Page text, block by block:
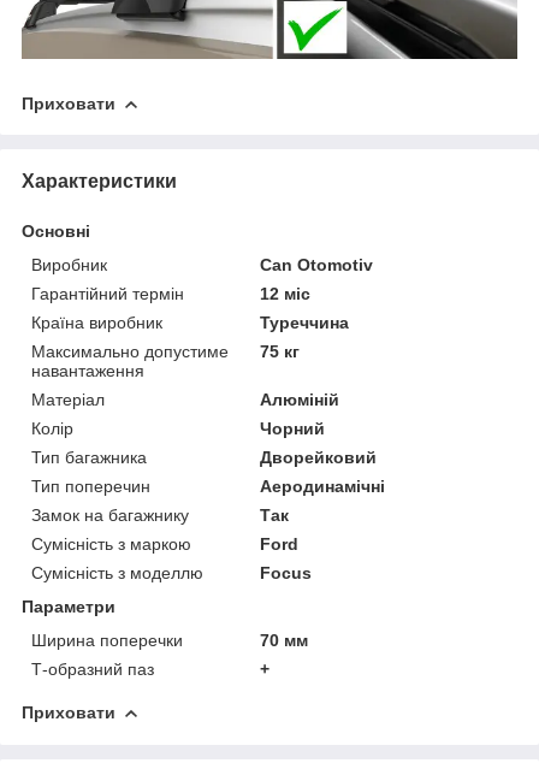
Приховати
Характеристики
Основні
Виробник
Can Otomotiv
Гарантійний термін
12 міс
Країна виробник
Туреччина
Максимально допустиме
навантаження
75 кг
Матеріал
Алюміній
Колір
Чорний
Тип багажника
Дворейковий
Тип поперечин
Аеродинамічні
Замок на багажнику
Так
Сумісність з маркою
Ford
Сумісність з моделлю
Focus
Параметри
Ширина поперечки
70 мм
Т-образний паз
+
Приховати